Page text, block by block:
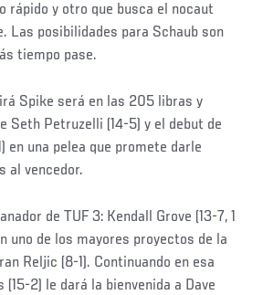
rápido y otro que busca el nocaut
Las posibilidades para Schaub son
tiempo pase.
Spike será en las 205 libras y
Seth Petruzelli (14-5) y el debut de
en una pelea que promete darle
al vencedor.
de TUF 3: Kendall Grove (13-7, 1
uno de los mayores proyectos de la
Reljic (8-1). Continuando en esa
2) le dará la bienvenida a Dave